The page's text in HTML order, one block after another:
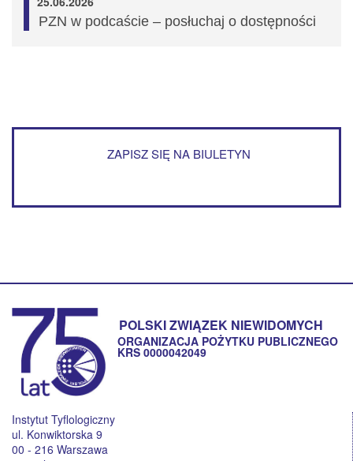
PZN w podcaście – posłuchaj o dostępności
ZAPISZ SIĘ NA BIULETYN
POLSKI ZWIĄZEK NIEWIDOMYCH
ORGANIZACJA POŻYTKU PUBLICZNEGO
KRS 0000042049
Instytut Tyflologiczny
ul. Konwiktorska 9
00 - 216 Warszawa